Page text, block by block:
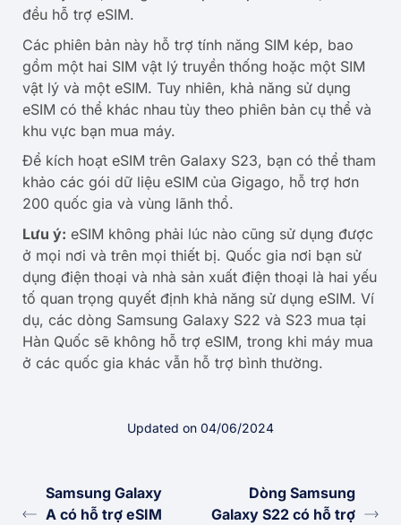
đều hỗ trợ eSIM.
Các phiên bản này hỗ trợ tính năng SIM kép, bao
gồm một hai SIM vật lý truyền thống hoặc một SIM
vật lý và một eSIM. Tuy nhiên, khả năng sử dụng
eSIM có thể khác nhau tùy theo phiên bản cụ thể và
khu vực bạn mua máy.
Để kích hoạt eSIM trên Galaxy S23, bạn có thể tham
khảo các gói dữ liệu eSIM của Gigago, hỗ trợ hơn
200 quốc gia và vùng lãnh thổ.
Lưu ý: eSIM không phải lúc nào cũng sử dụng được
ở mọi nơi và trên mọi thiết bị. Quốc gia nơi bạn sử
dụng điện thoại và nhà sản xuất điện thoại là hai yếu
tố quan trọng quyết định khả năng sử dụng eSIM. Ví
dụ, các dòng Samsung Galaxy S22 và S23 mua tại
Hàn Quốc sẽ không hỗ trợ eSIM, trong khi máy mua
ở các quốc gia khác vẫn hỗ trợ bình thường.
Updated on 04/06/2024
Samsung Galaxy
A có hỗ trợ eSIM
Dòng Samsung
Galaxy S22 có hỗ trợ